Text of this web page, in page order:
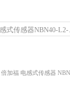
P+F电感